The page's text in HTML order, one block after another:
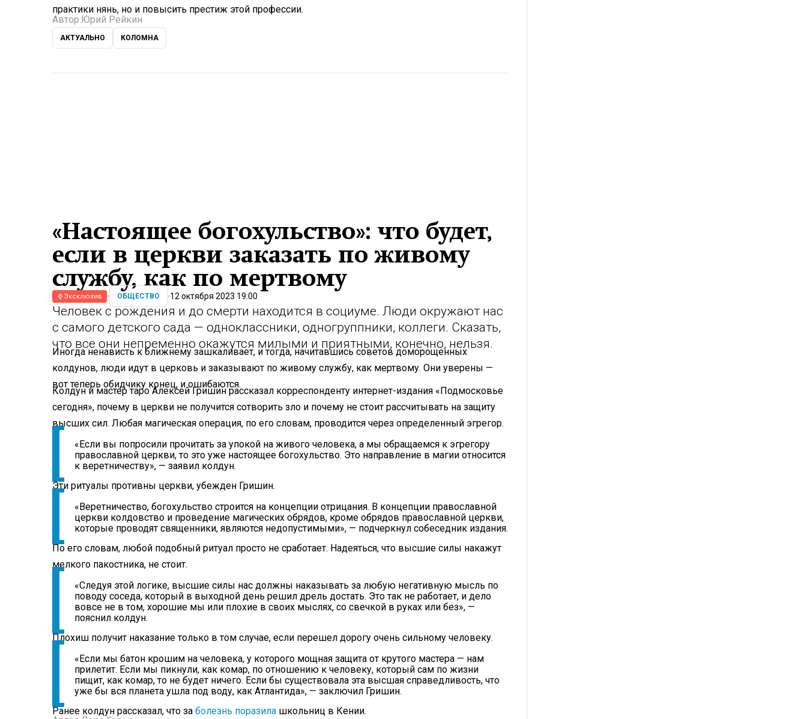
практики нянь, но и повысить престиж этой профессии.
Автор: Юрий Рейкин
АКТУАЛЬНО КОЛОМНА
«Настоящее богохульство»: что будет,
если в церкви заказать по живому
службу, как по мертвому
Эксклюзив ОБЩЕСТВО 12 октября 2023 19:00
Человек с рождения и до смерти находится в социуме. Люди окружают нас
с самого детского сада — одноклассники, одногруппники, коллеги. Сказать,
что все они непременно окажутся милыми и приятными, конечно, нельзя.
Иногда ненависть к ближнему зашкаливает, и тогда, начитавшись советов доморощенных
колдунов, люди идут в церковь и заказывают по живому службу, как мертвому. Они уверены —
вот теперь обидчику конец, и ошибаются.
Колдун и мастер таро Алексей Гришин рассказал корреспонденту интернет-издания «Подмосковье
сегодня», почему в церкви не получится сотворить зло и почему не стоит рассчитывать на защиту
высших сил. Любая магическая операция, по его словам, проводится через определенный эгрегор.
«Если вы попросили прочитать за упокой на живого человека, а мы обращаемся к эгрегору
православной церкви, то это уже настоящее богохульство. Это направление в магии относится
к веретничеству», — заявил колдун.
Эти ритуалы противны церкви, убежден Гришин.
«Веретничество, богохульство строится на концепции отрицания. В концепции православной
церкви колдовство и проведение магических обрядов, кроме обрядов православной церкви,
которые проводят священники, являются недопустимыми», — подчеркнул собеседник издания.
По его словам, любой подобный ритуал просто не сработает. Надеяться, что высшие силы накажут
мелкого пакостника, не стоит.
«Следуя этой логике, высшие силы нас должны наказывать за любую негативную мысль по
поводу соседа, который в выходной день решил дрель достать. Это так не работает, и дело
вовсе не в том, хорошие мы или плохие в своих мыслях, со свечкой в руках или без», —
пояснил колдун.
Плохиш получит наказание только в том случае, если перешел дорогу очень сильному человеку.
«Если мы батон крошим на человека, у которого мощная защита от крутого мастера — нам
прилетит. Если мы пикнули, как комар, по отношению к человеку, который сам по жизни
пищит, как комар, то не будет ничего. Если бы существовала эта высшая справедливость, что
уже бы вся планета ушла под воду, как Атлантида», — заключил Гришин.
Ранее колдун рассказал, что за болезнь поразила школьниц в Кении.